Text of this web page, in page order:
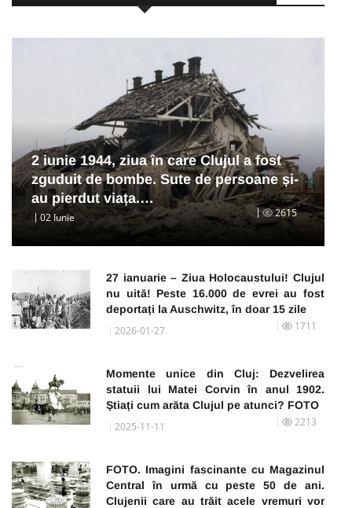
2 iunie 1944, ziua în care Clujul a fost
zguduit de bombe. Sute de persoane și-
au pierdut viața.…
02 Iunie 2615
27 ianuarie – Ziua Holocaustului! Clujul
nu uită! Peste 16.000 de evrei au fost
deportați la Auschwitz, în doar 15 zile
2026-01-27 1711
Momente unice din Cluj: Dezvelirea
statuii lui Matei Corvin în anul 1902.
Știați cum arăta Clujul pe atunci? FOTO
2025-11-11 2213
FOTO. Imagini fascinante cu Magazinul
Central în urmă cu peste 50 de ani.
Clujenii care au trăit acele vremuri vor